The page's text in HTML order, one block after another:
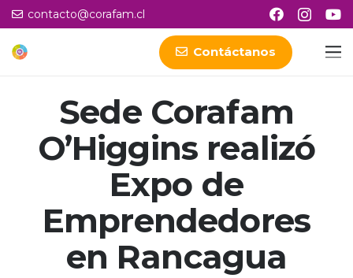
contacto@corafam.cl
Contáctanos
Sede Corafam
O’Higgins realizó
Expo de
Emprendedores
en Rancagua